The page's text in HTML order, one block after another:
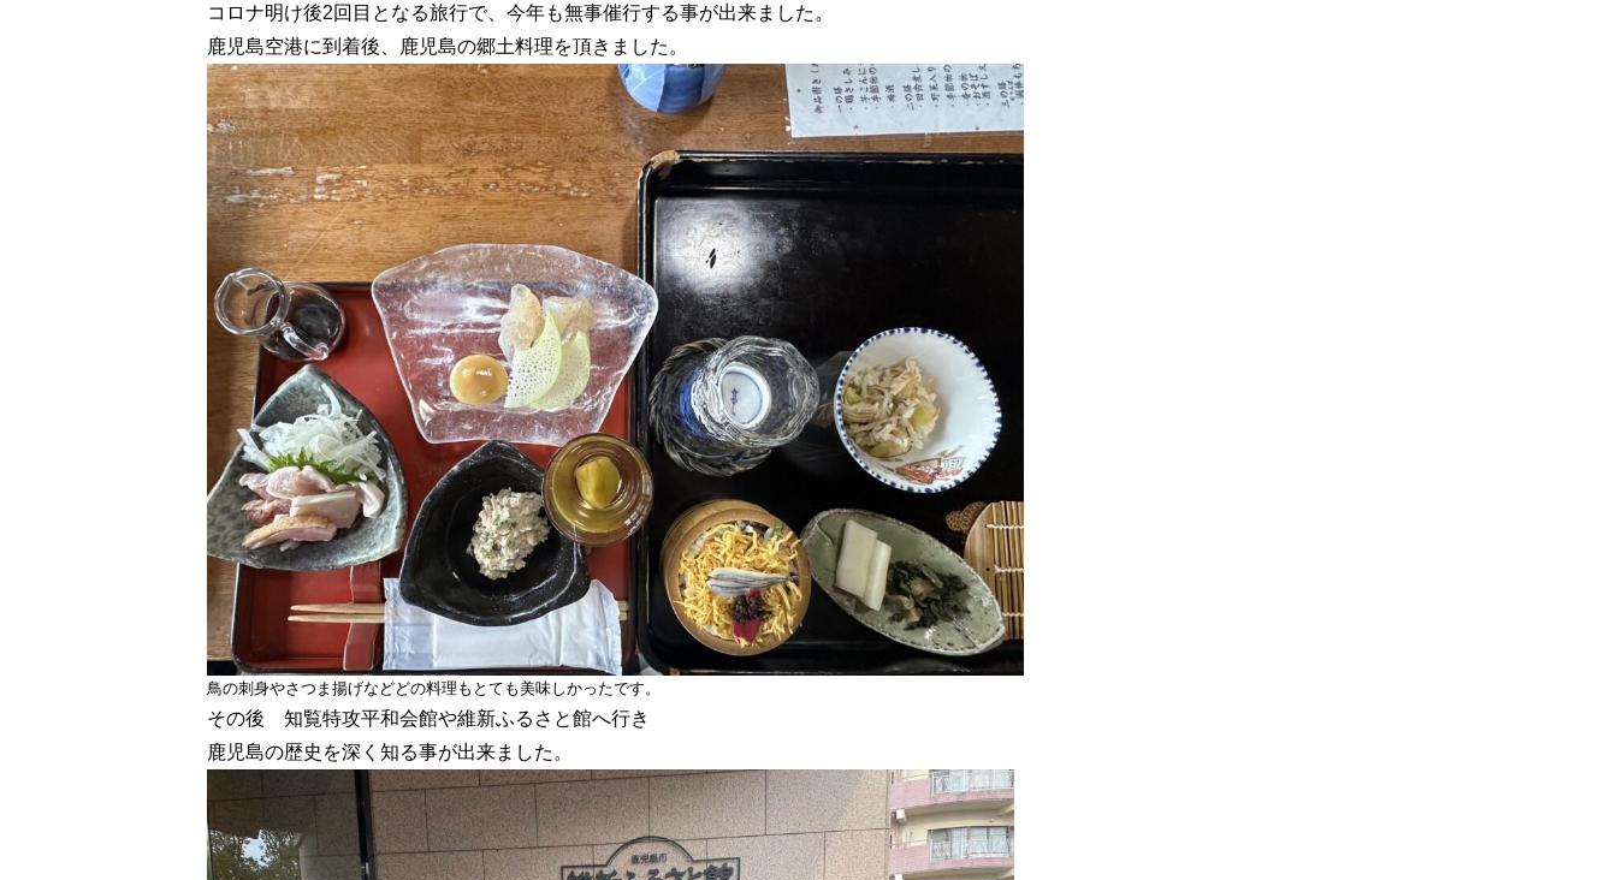
コロナ明け後2回目となる旅行で、今年も無事催行する事が出来ました。
鹿児島空港に到着後、鹿児島の郷土料理を頂きました。
鳥の刺身やさつま揚げなどどの料理もとても美味しかったです。
その後 知覧特攻平和会館や維新ふるさと館へ行き
鹿児島の歴史を深く知る事が出来ました。